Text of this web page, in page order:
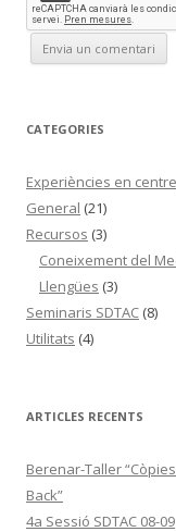
CATEGORIES
Experiències en centre
General (21)
Recursos (3)
Coneixement del
Llengües (3)
Seminaris SDTAC (8)
Utilitats (4)
ARTICLES RECENTS
Berenar-Taller
Back”
4a Sessió SDTAC 08-09